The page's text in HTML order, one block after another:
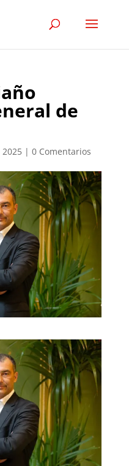
de
2025| 0 Comentarios